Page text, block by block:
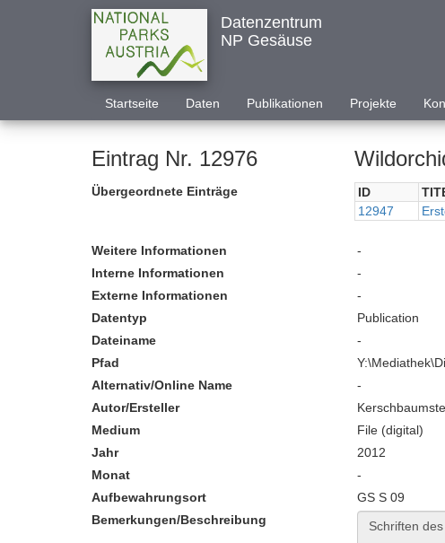
Datenzentrum
NP Gesäuse
Startseite Daten Publikationen Projekte
Eintrag Nr. 12976
Übergeordnete Einträge ID
12947
Weitere Informationen
-
Interne Informationen
-
Externe Informationen
-
Datentyp
Publication
Dateiname
-
Pfad
Alternativ/Online Name
-
Autor/Ersteller
Medium
File (digital)
Jahr
2012
Monat
-
Aufbewahrungsort
GS S 09
Bemerkungen/Beschreibung